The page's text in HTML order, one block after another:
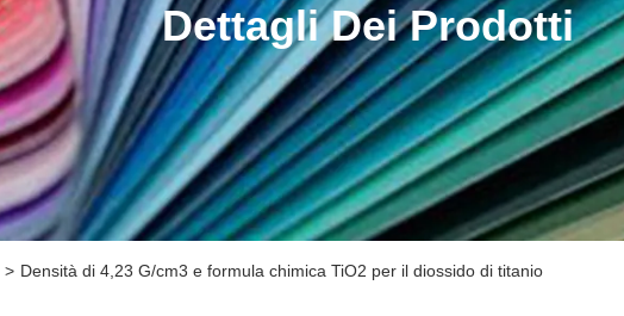
Dettagli Dei Prodotti
> Densità di 4,23 G/cm3 e formula chimica TiO2 per il diossido di titanio